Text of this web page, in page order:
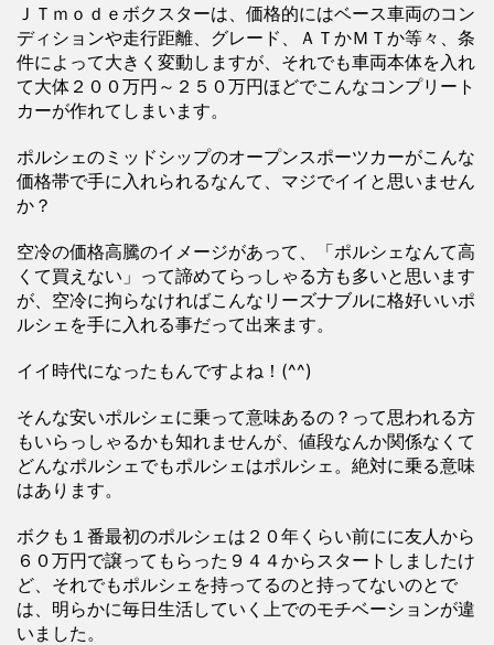
ＪＴｍｏｄｅボクスターは、価格的にはベース車両のコン
ディションや走行距離、グレード、ＡＴかＭＴか等々、条
件によって大きく変動しますが、それでも車両本体を入れ
て大体２００万円～２５０万円ほどでこんなコンプリート
カーが作れてしまいます。
ポルシェのミッドシップのオープンスポーツカーがこんな
価格帯で手に入れられるなんて、マジでイイと思いません
か？
空冷の価格高騰のイメージがあって、「ポルシェなんて高
くて買えない」って諦めてらっしゃる方も多いと思います
が、空冷に拘らなければこんなリーズナブルに格好いいポ
ルシェを手に入れる事だって出来ます。
イイ時代になったもんですよね！(^^)
そんな安いポルシェに乗って意味あるの？って思われる方
もいらっしゃるかも知れませんが、値段なんか関係なくて
どんなポルシェでもポルシェはポルシェ。絶対に乗る意味
はあります。
ボクも１番最初のポルシェは２０年くらい前にに友人から
６０万円で譲ってもらった９４４からスタートしましたけ
ど、それでもポルシェを持ってるのと持ってないのとで
は、明らかに毎日生活していく上でのモチベーションが違
いました。